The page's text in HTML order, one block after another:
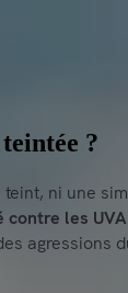
?
ni une
contre les
agressions